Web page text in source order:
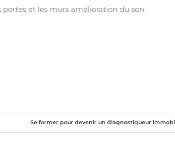
et les murs amélioration du son.
Se former pour devenir un diagnostiqueur